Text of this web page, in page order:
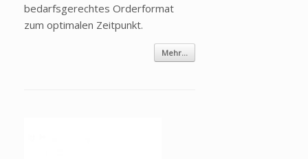
bedarfsgerechtes Orderformat
zum optimalen Zeitpunkt.
Mehr...